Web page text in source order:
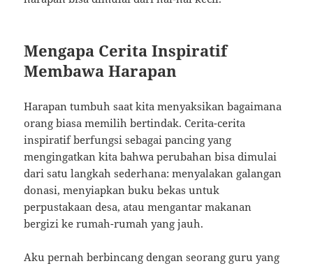
Mengapa Cerita Inspiratif
Membawa Harapan
Harapan tumbuh saat kita menyaksikan bagaimana
orang biasa memilih bertindak. Cerita-cerita
inspiratif berfungsi sebagai pancing yang
mengingatkan kita bahwa perubahan bisa dimulai
dari satu langkah sederhana: menyalakan galangan
donasi, menyiapkan buku bekas untuk
perpustakaan desa, atau mengantar makanan
bergizi ke rumah-rumah yang jauh.
Aku pernah berbincang dengan seorang guru yang